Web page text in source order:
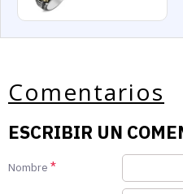
Comentarios
ESCRIBIR UN
Nombre